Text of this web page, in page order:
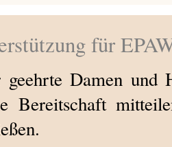
für
geehrte Damen
Bereitschaft